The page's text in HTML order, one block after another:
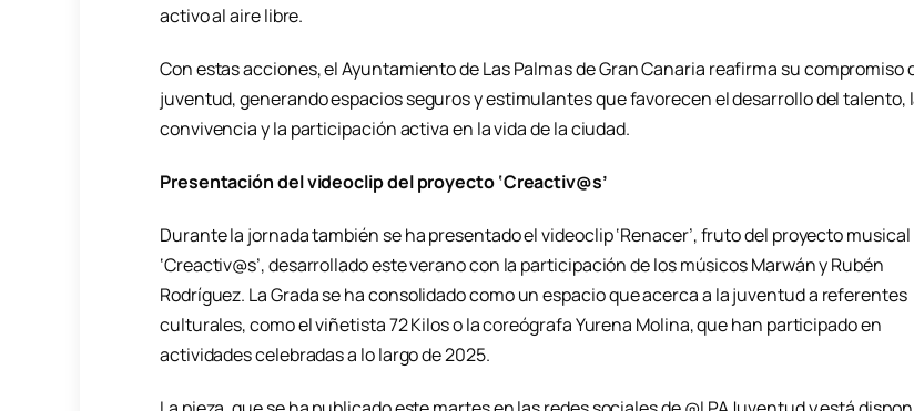
activo al aire libre.
Con estas acciones, el Ayuntamiento de Las Palmas de Gran Canaria reafirma su compromiso
juventud, generando espacios seguros y estimulantes que favorecen el desarrollo del talento,
convivencia y la participación activa en la vida de la ciudad.
Presentación del videoclip del proyecto ‘Creactiv@s’
Durante la jornada también se ha presentado el videoclip ‘Renacer’, fruto del proyecto musical
‘Creactiv@s’, desarrollado este verano con la participación de los músicos Marwán y Rubén
Rodríguez. La Grada se ha consolidado como un espacio que acerca a la juventud a referentes
culturales, como el viñetista 72 Kilos o la coreógrafa Yurena Molina, que han participado en
actividades celebradas a lo largo de 2025.